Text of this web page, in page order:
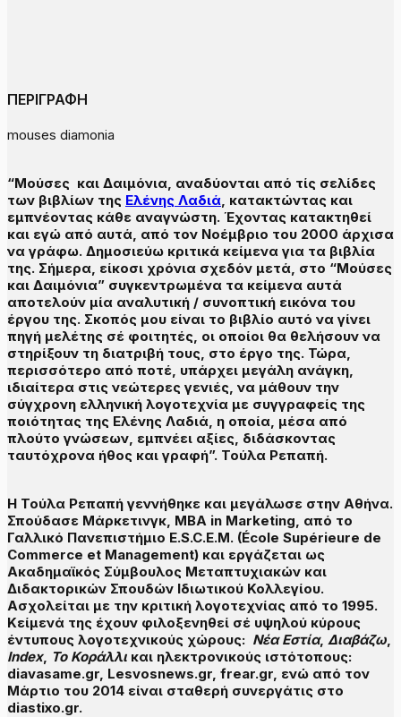
ΠΕΡΙΓΡΑΦΗ
mouses diamonia
“Μούσες και Δαιμόνια, αναδύονται από τίς σελίδες
των βιβλίων της Ελένης Λαδιά, κατακτώντας και
εμπνέοντας κάθε αναγνώστη. Έχοντας κατακτηθεί
και εγώ από αυτά, από τον Νοέμβριο του 2000 άρχισα
να γράφω. Δημοσιεύω κριτικά κείμενα για τα βιβλία
της. Σήμερα, είκοσι χρόνια σχεδόν μετά, στο “Μούσες
και Δαιμόνια” συγκεντρωμένα τα κείμενα αυτά
αποτελούν μία αναλυτική / συνοπτική εικόνα του
έργου της. Σκοπός μου είναι το βιβλίο αυτό να γίνει
πηγή μελέτης σέ φοιτητές, οι οποίοι θα θελήσουν να
στηρίξουν τη διατριβή τους, στο έργο της. Τώρα,
περισσότερο από ποτέ, υπάρχει μεγά­λη ανάγκη,
ιδιαίτερα στις νεώτερες γενιές, να μάθουν την
σύγχρονη ελληνική λογοτεχνία με συγγραφείς της
ποιότητας της Ελένης Λαδιά, η οποία, μέσα από
πλούτο γνώσεων, εμπνέει αξίες, διδάσκοντας
ταυτόχρονα ήθος και γραφή”. Τούλα Ρεπαπή.
Η Τούλα Ρεπαπή γεννήθηκε και μεγάλωσε στην Αθήνα.
Σπούδασε Μάρκετινγκ, MBA in Marketing, από το
Γαλλικό Πανεπιστήμιο E.S.C.E.M. (École Supérieure de
Commerce et Management) και εργάζεται ως
Ακαδημαϊκός Σύμβουλος Μεταπτυχιακών και
Διδακτορικών Σπουδών Ιδιωτικού Κολλεγίου.
Ασχολείται με την κριτική λογοτεχνίας από το 1995.
Κείμενά της έχουν φιλοξενηθεί σέ υψηλού κύρους
έντυπους λογοτεχνικούς χώρους: Νέα Εστία, Διαβάζω
Index, Το Κοράλλι και ηλεκτρονικούς ιστότοπους:
diavasame.gr, Lesvosnews.gr, frear.gr, ενώ από τον
Μάρτιο του 2014 είναι σταθερή συνεργάτις στο
diastixo.gr.